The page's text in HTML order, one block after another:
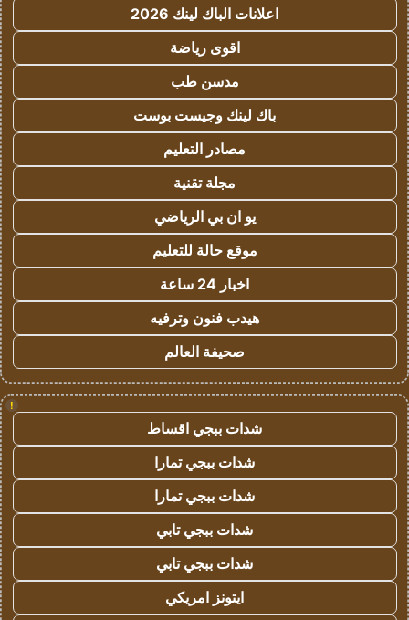
اعلانات الباك لينك 2026
اقوى رياضة
مدسن طب
باك لينك وجيست بوست
مصادر التعليم
مجلة تقنية
يو ان بي الرياضي
موقع حالة للتعليم
اخبار 24 ساعة
هيدب فنون وترفيه
صحيفة العالم
!
شدات ببجي اقساط
شدات ببجي تمارا
شدات ببجي تمارا
شدات ببجي تابي
شدات ببجي تابي
ايتونز امريكي